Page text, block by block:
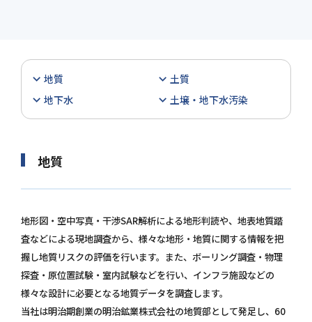
採用情報 expand_more
グループ会社採用情報
個人情報保護方針
地質
土質
地下水
土壌・地下水汚染
地質
地形図・空中写真・干渉SAR解析による地形判読や、地表地質踏
査などによる現地調査から、様々な地形・地質に関する情報を把
握し地質リスクの評価を行います。また、ボーリング調査・物理
探査・原位置試験・室内試験などを行い、インフラ施設などの
様々な設計に必要となる地質データを調査します。
当社は明治期創業の明治鉱業株式会社の地質部として発足し、60